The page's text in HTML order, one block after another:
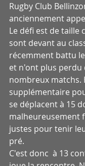
Rugby Club
anciennement
Le défi est de taille
sont devant au
récemment battu
et n'ont plus perdu
nombreux matchs.
supplémentaire
se déplacent à 15
malheureusement
justes pour tenir
pré.
C'est donc  à 13